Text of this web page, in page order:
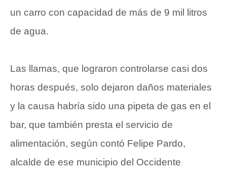
un carro con capacidad de más de 9 mil litros
de agua.
Las llamas, que lograron controlarse casi dos
horas después, solo dejaron daños materiales
y la causa habría sido una pipeta de gas en el
bar, que también presta el servicio de
alimentación, según contó Felipe Pardo,
alcalde de ese municipio del Occidente